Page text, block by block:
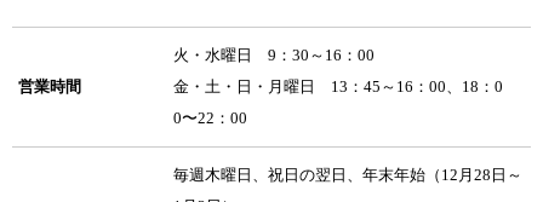
営業時間
火・水曜日 9：30～16：00
金・土・日・月曜日 13：45～16：00、18：0
0〜22：00
毎週木曜日、祝日の翌日、年末年始（12月28日～